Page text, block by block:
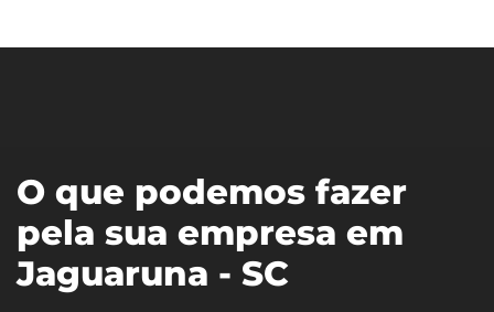
O que podemos fazer
pela sua empresa em
Jaguaruna - SC